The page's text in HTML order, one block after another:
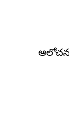
ఆలోచన